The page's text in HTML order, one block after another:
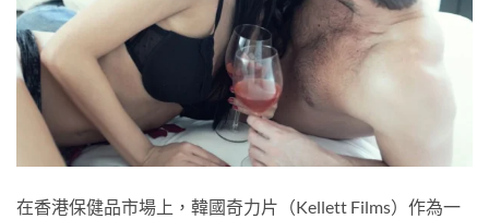
在香港保健品市場上，韓國奇力片（Kellett Films）作為一